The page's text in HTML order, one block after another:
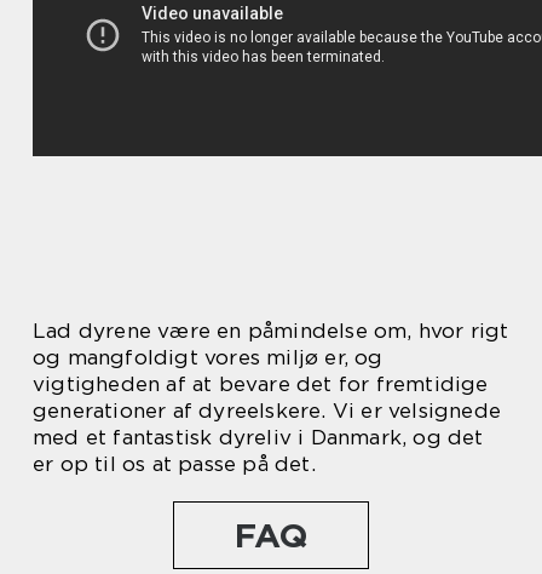
Lad dyrene være en påmindelse om, hvor rigt
og mangfoldigt vores miljø er, og
vigtigheden af at bevare det for fremtidige
generationer af dyreelskere. Vi er velsignede
med et fantastisk dyreliv i Danmark, og det
er op til os at passe på det.
FAQ